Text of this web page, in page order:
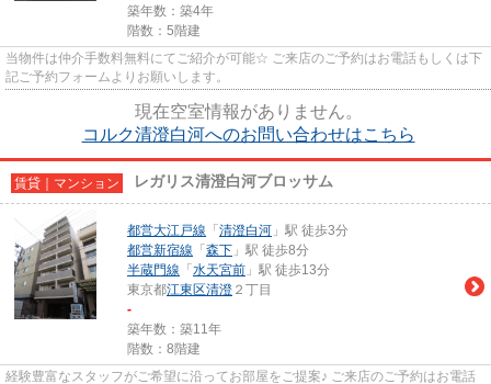
築年数：築4年
階数：5階建
当物件は仲介手数料無料にてご紹介が可能☆ ご来店のご予約はお電話もしくは下
記ご予約フォームよりお願いします。
現在空室情報がありません。
コルク清澄白河へのお問い合わせはこちら
賃貸｜マンション レガリス清澄白河ブロッサム
都営大江戸線 「 清澄白河 」駅 徒歩3分
都営新宿線 「 森下 」駅 徒歩8分
半蔵門線 「 水天宮前 」駅 徒歩13分
東京都江東区清澄 ２丁目
-
築年数：築11年
階数：8階建
経験豊富なスタッフがご希望に沿ってお部屋をご提案♪ ご来店のご予約はお電話